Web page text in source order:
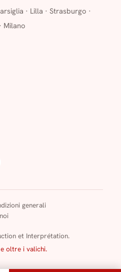
· Lilla · Strasburgo ·
· Milano
generali
et Interprétation.
oltre i valichi.